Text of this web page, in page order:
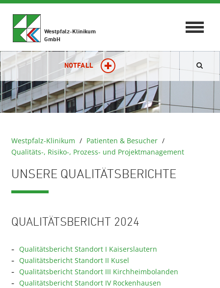
Toggle
Westpfalz-Klinikum
GmbH
NOTFALL
Westpfalz-Klinikum / Patienten & Besucher /
Qualitäts-, Risiko-, Prozess- und Projektmanagement
UNSERE QUALITÄTSBERICHTE
QUALITÄTSBERICHT 2024
Qualitätsbericht Standort I Kaiserslautern
Qualitätsbericht Standort II Kusel
Qualitätsbericht Standort III Kirchheimbolanden
Qualitätsbericht Standort IV Rockenhausen